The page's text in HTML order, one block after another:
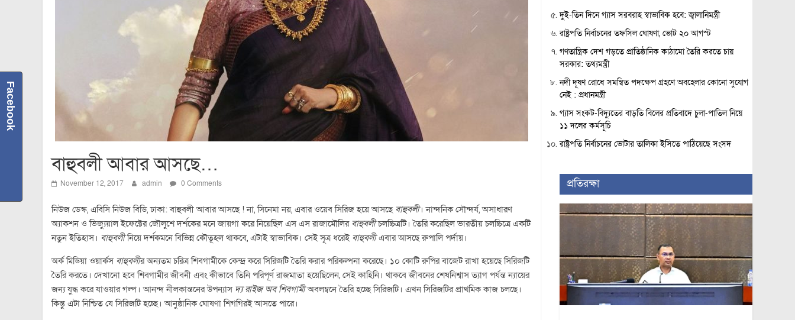
বাহুবলী আবার আসছে…
November 12, 2017 admin 0 Comments
নিউজ ডেস্ক, এবিসি নিউজ বিডি, ঢাকা: বাহুবলী আবার আসছে ! না, সিনেমা নয়, এবার ওয়েব সিরিজ হয়ে আসছে বাহুবলী। নান্দনিক সৌন্দর্য, অসাধারণ
অ্যাকশন ও ভিজ্যুয়াল ইফেক্টের জৌলুশে দর্শকের মনে জায়গা করে নিয়েছিল এস এস রাজামৌলির বাহুবলীচলচ্চিত্রটি। তৈরি করেছিল ভারতীয় চলচ্চিত্রে একটি
নতুন ইতিহাস। বাহুবলীনিয়ে দর্শকমনে বিভিন্ন কৌতূহল থাকবে, এটাই স্বাভাবিক। সেই সূত্র ধরেই বাহুবলীএবার আসছে রুপালি পর্দায়।
অর্ক মিডিয়া ওয়ার্কস বাহুবলীর অন্যতম চরিত্র শিবগামীকে কেন্দ্র করে সিরিজটি তৈরি করার পরিকল্পনা করেছে। ১০ কোটি রুপির বাজেট রাখা হয়েছে সিরিজটি
তৈরি করতে। দেখানো হবে শিবগামীর জীবনী এবং কীভাবে তিনি পরিপূর্ণ রাজমাতা হয়েছিলেন, সেই কাহিনি। থাকবে জীবনের শেষনিশ্বাস ত্যাগ পর্যন্ত ন্যায়ের
জন্য যুদ্ধ করে যাওয়ার গল্প। আনন্দ নীলকান্তনের উপন্যাস দ্য রাইজ অব শিবগামীঅবলম্বনে তৈরি হচ্ছে সিরিজটি। এখন সিরিজটির প্রাথমিক কাজ চলছে।
কিন্তু এটা নিশ্চিত যে সিরিজটি হচ্ছে। আনুষ্ঠানিক ঘোষণা শিগগিরই আসতে পারে।
দুই-তিন দিনে গ্যাস সরবরাহ স্বাভাবিক হবে: জ্বালানিমন্ত্রী
রাষ্ট্রপতি নির্বাচনের তফসিল ঘোষণা, ভোট ২০ আগস্ট
গণতান্ত্রিক দেশ গড়তে প্রাতিষ্ঠানিক কাঠামো তৈরি করতে চায়
সরকার: তথ্যমন্ত্রী
নদী দূষণ রোধে সমন্বিত পদক্ষেপ গ্রহণে অবহেলার কোনো সুযোগ
নেই : প্রধানমন্ত্রী
গ্যাস সংকট-বিদ্যুতের বাড়তি বিলের প্রতিবাদে চুলা-পাতিল নিয়ে
১১ দলের কর্মসূচি
রাষ্ট্রপতি নির্বাচনের ভোটার তালিকা ইসিতে পাঠিয়েছে সংসদ
প্রতিরক্ষা
Facebook